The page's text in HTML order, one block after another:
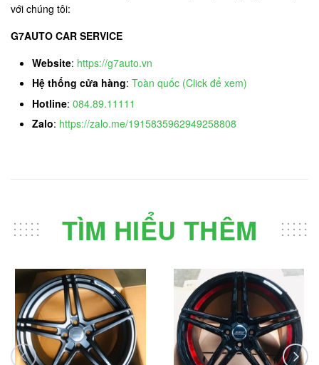
với chúng tôi:
G7AUTO CAR SERVICE
Website: https://g7auto.vn
Hệ thống cửa hàng: Toàn quốc (Click để xem)
Hotline: 084.89.11111
Zalo: https://zalo.me/1915835962949258808
TÌM HIỂU THÊM